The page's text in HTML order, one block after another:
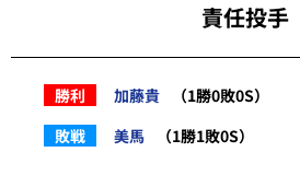
責任投手
勝利 加藤貴
（1勝0敗0S）
敗戦
美馬 （1勝1敗0S）